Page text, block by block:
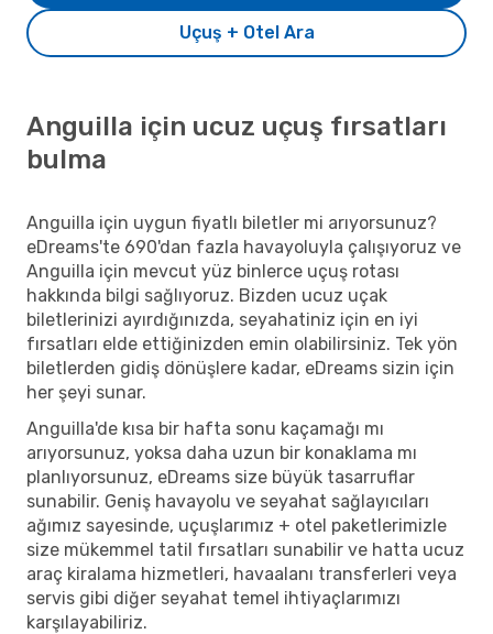
Uçuş + Otel Ara
Anguilla için ucuz uçuş fırsatları
bulma
Anguilla için uygun fiyatlı biletler mi arıyorsunuz?
eDreams'te 690'dan fazla havayoluyla çalışıyoruz ve
Anguilla için mevcut yüz binlerce uçuş rotası
hakkında bilgi sağlıyoruz. Bizden ucuz uçak
biletlerinizi ayırdığınızda, seyahatiniz için en iyi
fırsatları elde ettiğinizden emin olabilirsiniz. Tek yön
biletlerden gidiş dönüşlere kadar, eDreams sizin için
her şeyi sunar.
Anguilla'de kısa bir hafta sonu kaçamağı mı
arıyorsunuz, yoksa daha uzun bir konaklama mı
planlıyorsunuz, eDreams size büyük tasarruflar
sunabilir. Geniş havayolu ve seyahat sağlayıcıları
ağımız sayesinde, uçuşlarımız + otel paketlerimizle
size mükemmel tatil fırsatları sunabilir ve hatta ucuz
araç kiralama hizmetleri, havaalanı transferleri veya
servis gibi diğer seyahat temel ihtiyaçlarımızı
karşılayabiliriz.